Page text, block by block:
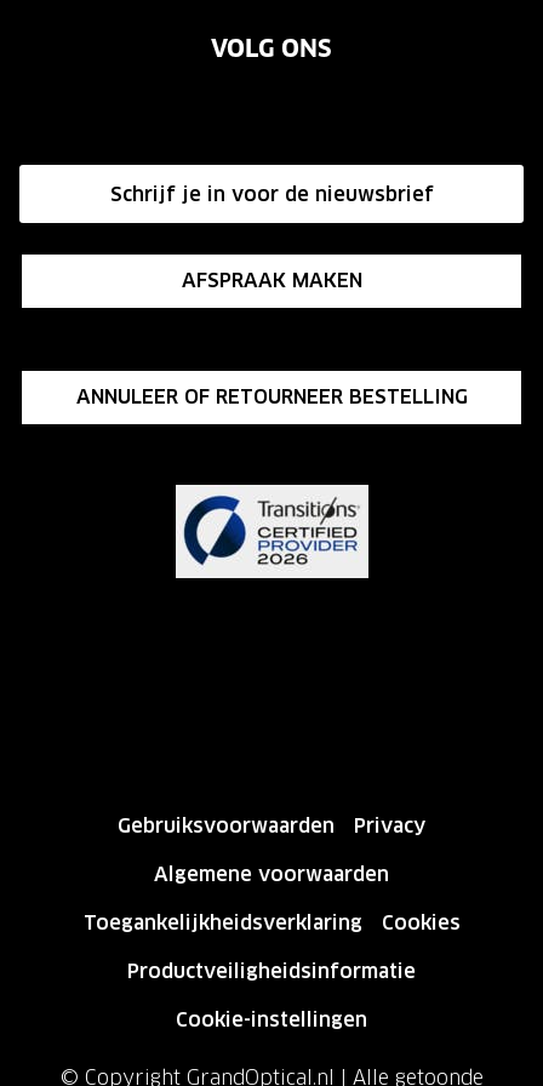
Annuleer of retourneer een bestelling
Influencer programma
VOLG ONS
Schrijf je in voor de nieuwsbrief
AFSPRAAK MAKEN
ANNULEER OF RETOURNEER BESTELLING
Gebruiksvoorwaarden
Privacy
Algemene voorwaarden
Toegankelijkheidsverklaring
Cookies
Productveiligheidsinformatie
Cookie-instellingen
© Copyright GrandOptical.nl | Alle getoonde